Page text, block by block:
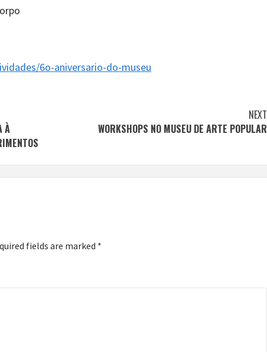
6o-aniversario-do-museu
À
NEXT
WORKSHOPS NO MUSEU DE ARTE POPULAR
fields are marked *